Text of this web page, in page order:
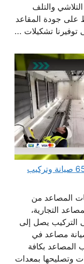
والتلف
على جودة المقاعد
توفيرنا تشكيلات ...
صيانة مصاعد في الكويت 65542233 صيانة وتركيب
المصاعد من
التجارية،
التركيب يصل إلى
مصاعد في
المصاعد بكافة
وتصليحها بمعدات